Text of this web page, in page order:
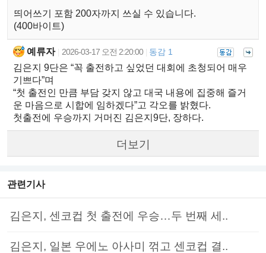
띄어쓰기 포함 200자까지 쓰실 수 있습니다.
(400바이트)
예류자 2026-03-17 오전 2:20:00 동감 1
김은지 9단은 “꼭 출전하고 싶었던 대회에 초청되어 매우
기쁘다”며
“첫 출전인 만큼 부담 갖지 않고 대국 내용에 집중해 즐거
운 마음으로 시합에 임하겠다”고 각오를 밝혔다.
첫출전에 우승까지 거머진 김은지9단, 장하다.
더보기
관련기사
김은지, 센코컵 첫 출전에 우승…두 번째 세..
김은지, 일본 우에노 아사미 꺾고 센코컵 결..